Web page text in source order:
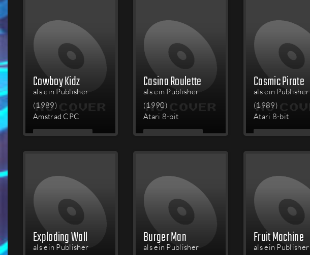
Cowboy Kidz
als ein Publisher
(1989)
Amstrad CPC
MEHR
Casino Roulette
als ein Publisher
(1990)
Atari 8-bit
MEHR
Cosmic Pirate
als ein Publisher
(1989)
Atari 8-bit
MEHR
Exploding Wall
als ein Publisher
Burger Man
als ein Publisher
Fruit Machine
als ein Publisher